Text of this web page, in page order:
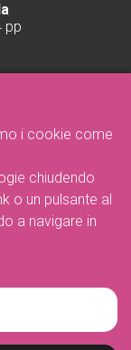
pp
i cookie come
chiudendo
o un pulsante al
a navigare in